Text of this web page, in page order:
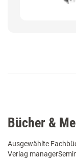
Bücher &
Ausgewählte
Verlag